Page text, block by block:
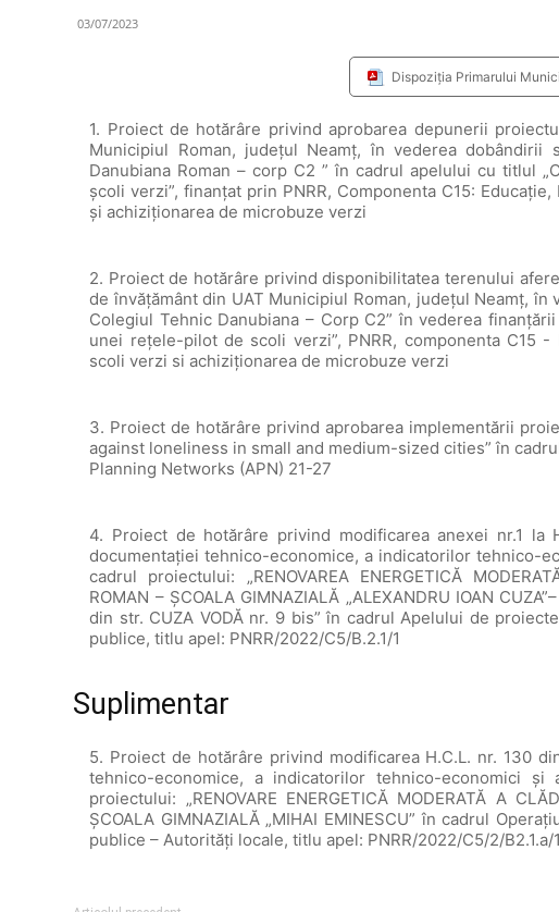
03/07/2023
Dispoziția Primarului
1. Proiect de hotărâre privind aprobarea depunerii
Municipiul Roman, județul Neamț, în vederea
Danubiana Roman – corp C2 ” în cadrul apelului cu titlul
școli verzi”, finanțat prin PNRR, Componenta C15:
și achiziționarea de microbuze verzi
2. Proiect de hotărâre privind disponibilitatea terenului
de învățământ din UAT Municipiul Roman, județul Neamț,
Colegiul Tehnic Danubiana – Corp C2” în vederea
unei rețele-pilot de scoli verzi”, PNRR, componenta C15
scoli verzi si achiziționarea de microbuze verzi
3. Proiect de hotărâre privind aprobarea implementării
against loneliness in small and medium-sized cities” în
Planning Networks (APN) 21-27
4. Proiect de hotărâre privind modificarea anexei nr.1 la
documentaţiei tehnico-economice, a indicatorilor tehnico-
cadrul proiectului: „RENOVAREA ENERGETICĂ
ROMAN – ŞCOALA GIMNAZIALĂ „ALEXANDRU IOAN
din str. CUZA VODĂ nr. 9 bis” în cadrul Apelului de
publice, titlu apel: PNRR/2022/C5/B.2.1/1
Suplimentar
5. Proiect de hotărâre privind modificarea H.C.L. nr. 130
tehnico-economice, a indicatorilor tehnico-economici
proiectului: „RENOVARE ENERGETICĂ MODERATĂ A
ȘCOALA GIMNAZIALĂ „MIHAI EMINESCU” în cadrul
publice – Autorități locale, titlu apel: PNRR/2022/C5/2/B2.1.a/